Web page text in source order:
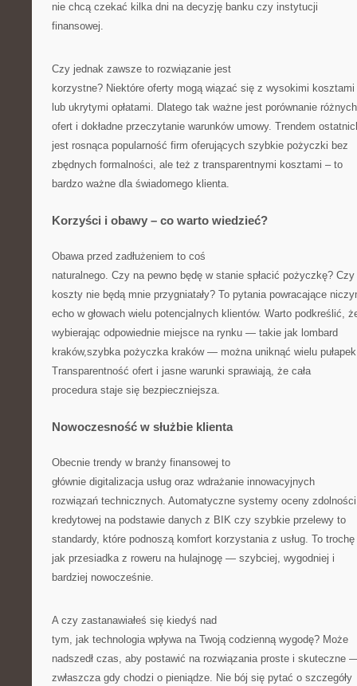
nie chcą czekać kilka dni na decyzję banku czy instytucji
finansowej.
Czy jednak zawsze to rozwiązanie jest
korzystne? Niektóre oferty mogą wiązać się z wysokimi kosztami
lub ukrytymi opłatami. Dlatego tak ważne jest porównanie różnych
ofert i dokładne przeczytanie warunków umowy. Trendem
jest rosnąca popularność firm oferujących szybkie pożyczki bez
zbędnych formalności, ale też z transparentnymi kosztami – to
bardzo ważne dla świadomego klienta.
Korzyści i obawy – co warto wiedzieć?
Obawa przed zadłużeniem to coś
naturalnego. Czy na pewno będę w stanie spłacić pożyczkę? Czy
koszty nie będą mnie przygniatały? To pytania powracające
echo w głowach wielu potencjalnych klientów. Warto podkreślić,
wybierając odpowiednie miejsce na rynku — takie jak lombard
kraków,szybka pożyczka kraków — można uniknąć wielu
Transparentność ofert i jasne warunki sprawiają, że cała
procedura staje się bezpieczniejsza.
Nowoczesność w służbie klienta
Obecnie trendy w branży finansowej to
głównie digitalizacja usług oraz wdrażanie innowacyjnych
rozwiązań technicznych. Automatyczne systemy oceny zdolności
kredytowej na podstawie danych z BIK czy szybkie przelewy to
standardy, które podnoszą komfort korzystania z usług. To trochę
jak przesiadka z roweru na hulajnogę — szybciej, wygodniej i
bardziej nowocześnie.
A czy zastanawiałeś się kiedyś nad
tym, jak technologia wpływa na Twoją codzienną wygodę? Może
nadszedł czas, aby postawić na rozwiązania proste i skuteczne
zwłaszcza gdy chodzi o pieniądze. Nie bój się pytać o szczegóły